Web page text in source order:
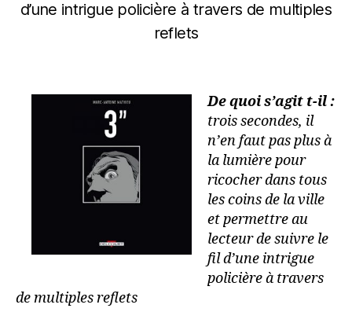
d’une intrigue policière à travers de multiples
reflets
De quoi s’agit t-il :
trois secondes, il
n’en faut pas plus à
la lumière pour
ricocher dans tous
les coins de la ville
et permettre au
lecteur de suivre le
fil d’une intrigue
policière à travers
de multiples reflets